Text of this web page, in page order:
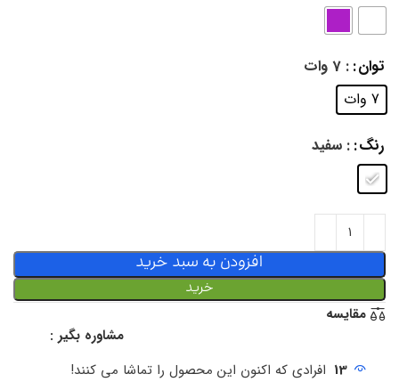
توان : 7 وات
7 وات
رنگ : سفید
افزودن به سبد خرید
خرید
مقایسه
مشاوره بگیر :
13 افرادی که اکنون این محصول را تماشا می کنند!